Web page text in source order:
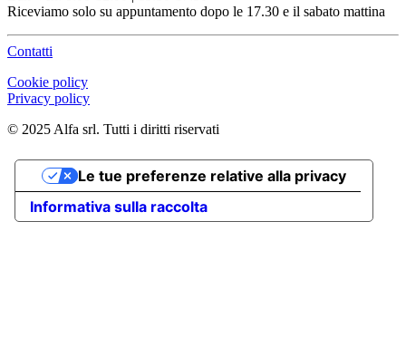
Riceviamo solo su appuntamento dopo le 17.30 e il sabato mattina
Contatti
Cookie policy
Privacy policy
© 2025 Alfa srl. Tutti i diritti riservati
Informativa sulla raccolta
Le tue preferenze relative alla privacy